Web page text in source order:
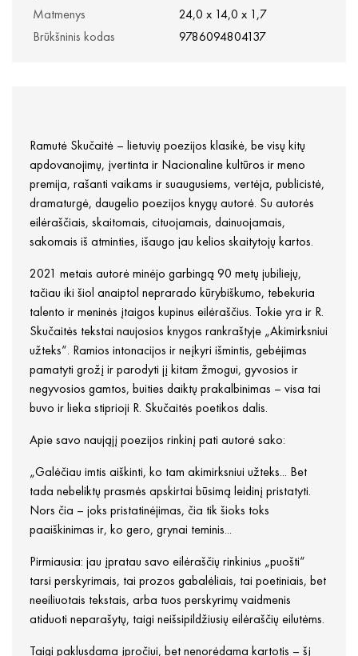
Matmenys
24,0 x 14,0 x 1,7
Brūkšninis kodas
9786094804137
Ramutė Skučaitė – lietuvių poezijos klasikė, be visų kitų
apdovanojimų, įvertinta ir Nacionaline kultūros ir meno
premija, rašanti vaikams ir suaugusiems, vertėja, publicistė,
dramaturgė, daugelio poezijos knygų autorė. Su autorės
eilėraščiais, skaitomais, cituojamais, dainuojamais,
sakomais iš atminties, išaugo jau kelios skaitytojų kartos.
2021 metais autorė minėjo garbingą 90 metų jubiliejų,
tačiau iki šiol anaiptol neprarado kūrybiškumo, tebekuria
talento ir meninės įtaigos kupinus eilėraščius. Tokie yra ir R.
Skučaitės tekstai naujosios knygos rankraštyje „Akimirksniui
užteks“. Ramios intonacijos ir neįkyri išmintis, gebėjimas
pamatyti grožį ir parodyti jį kitam žmogui, gyvosios ir
negyvosios gamtos, buities daiktų prakalbinimas – visa tai
buvo ir lieka stiprioji R. Skučaitės poetikos dalis.
Apie savo naująjį poezijos rinkinį pati autorė sako:
„Galėčiau imtis aiškinti, ko tam akimirksniui užteks... Bet
tada nebeliktų prasmės apskirtai būsimą leidinį pristatyti.
Nors čia – joks pristatinėjimas, čia tik šioks toks
paaiškinimas ir, ko gero, grynai teminis...
Pirmiausia: jau įpratau savo eilėraščių rinkinius „puošti“
tarsi perskyrimais, tai prozos gabalėliais, tai poetiniais, bet
neeiliuotais tekstais, arba tuos perskyrimų vaidmenis
atiduoti neparašytų, taigi neišsipildžiusių eilėraščių eilutėms.
Taigi paklusdama įpročiui, bet nenorėdama kartotis – šį